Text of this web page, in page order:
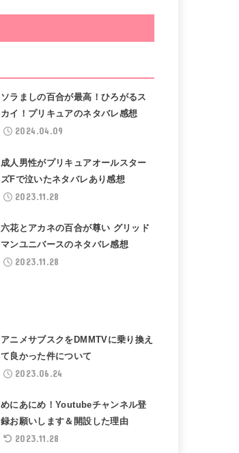
ソラましの百合が最高！ひろがるス
カイ！プリキュアのネタバレ感想
2024.04.09
成人男性がプリキュアオールスター
ズFで泣いたネタバレあり感想
2023.11.28
六花とアカネの百合が尊い グリッド
マンユニバースのネタバレ感想
2023.11.28
アニメサブスクをDMMTVに乗り換え
て良かった件について
2023.06.24
めにあにめ！Youtubeチャンネル登
録お願いします＆開設した理由
2023.11.28